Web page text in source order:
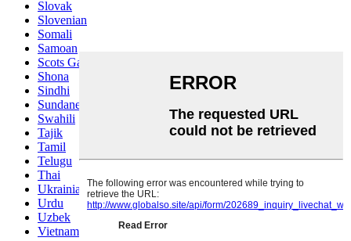
Slovak
Slovenian
Somali
Samoan
Scots Gaelic
Shona
Sindhi
Sundanese
Swahili
Tajik
Tamil
Telugu
Thai
Ukrainian
Urdu
Uzbek
Vietnamese